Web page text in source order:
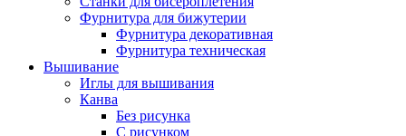
Фурнитура для бижутерии
Фурнитура декоративная
Фурнитура техническая
Вышивание
Иглы для вышивания
Канва
Без рисунка
С рисунком